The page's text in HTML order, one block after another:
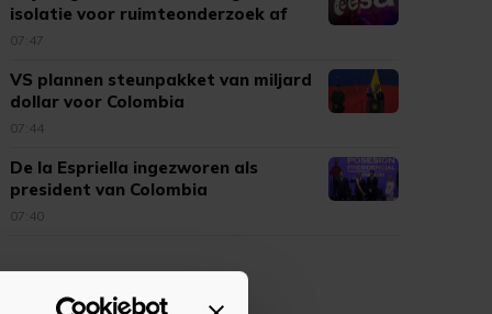
isolatie voor ruimteonderzoek af
07:47
VS plannen steunpakket van miljard
dollar voor Colombia
07:44
De la Espriella ingezworen als
president van Colombia
07:40